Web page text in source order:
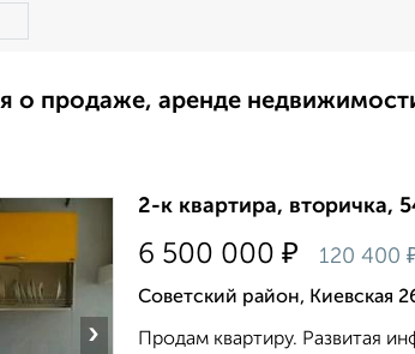
о продаже, аренде
›
2-к квартира, вторичка,
6 500 000 ₽ 120 400
Советский район, Киевская
Продам квартиру. Развитая